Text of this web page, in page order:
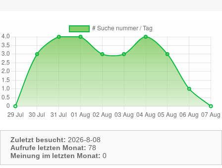
Zuletzt besucht: 2026-8-08
Aufrufe letzten Monat: 78
Meinung im letzten Monat: 0